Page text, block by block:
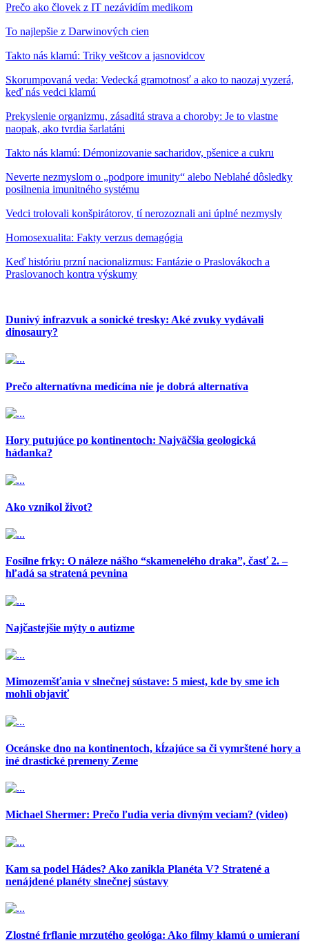
Prečo ako človek z IT nezávidím medikom
To najlepšie z Darwinových cien
Takto nás klamú: Triky veštcov a jasnovidcov
Skorumpovaná veda: Vedecká gramotnosť a ako to naozaj vyzerá,
keď nás vedci klamú
Prekyslenie organizmu, zásaditá strava a choroby: Je to vlastne
naopak, ako tvrdia šarlatáni
Takto nás klamú: Démonizovanie sacharidov, pšenice a cukru
Neverte nezmyslom o „podpore imunity“ alebo Neblahé dôsledky
posilnenia imunitného systému
Vedci trolovali konšpirátorov, tí nerozoznali ani úplné nezmysly
Homosexualita: Fakty verzus demagógia
Keď históriu przní nacionalizmus: Fantázie o Praslovákoch a
Praslovanoch kontra výskumy
Dunivý infrazvuk a sonické tresky: Aké zvuky vydávali
dinosaury?
Prečo alternatívna medicína nie je dobrá alternatíva
Hory putujúce po kontinentoch: Najväčšia geologická
hádanka?
Ako vznikol život?
Fosílne frky: O náleze nášho “skamenelého draka”, časť 2. –
hľadá sa stratená pevnina
Najčastejšie mýty o autizme
Mimozemšťania v slnečnej sústave: 5 miest, kde by sme ich
mohli objaviť
Oceánske dno na kontinentoch, kĺzajúce sa či vymrštené hory a
iné drastické premeny Zeme
Michael Shermer: Prečo ľudia veria divným veciam? (video)
Kam sa podel Hádes? Ako zanikla Planéta V? Stratené a
nenájdené planéty slnečnej sústavy
Zlostné frflanie mrzutého geológa: Ako filmy klamú o umieraní